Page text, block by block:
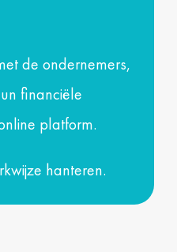
de ondernemers,
financiële
platform.
hanteren.